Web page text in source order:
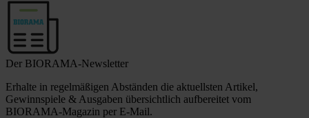
Der BIORAMA-Newsletter
Erhalte in regelmäßigen Abständen die aktuellsten Artikel,
Gewinnspiele & Ausgaben übersichtlich aufbereitet vom
BIORAMA-Magazin per E-Mail.